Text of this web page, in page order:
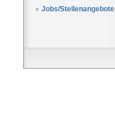
Jobs/Stellenangebote